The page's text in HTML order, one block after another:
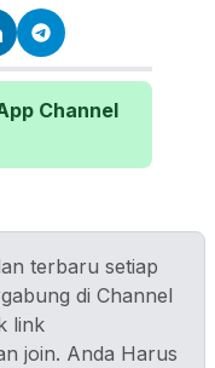
Channel
terbaru setiap
di Channel
link
join. Anda Harus